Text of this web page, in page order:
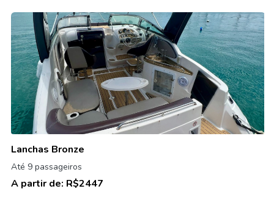
Lanchas Bronze
Até 9 passageiros
A partir de: R$2447